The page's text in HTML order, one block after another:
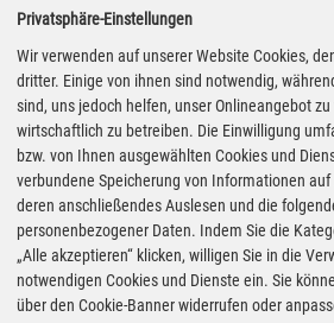
2.299€
13:00 Uhr
Hauptstr. 18, 24800 Elsdorf -
ganztägig geöffnet
Entfernung: ca. 15.3 km*
2.299€
12:45 Uhr
HEM
Poggensteert 6, 24805 Hamdorf
geöffnet bis 20:00 Uhr
Entfernung: ca. 15.7 km*
2.309€
12:05 Uhr
STAR
Hauptstraße 34, 24806 Hohn
geöffnet bis 22:00 Uhr
Privatsphäre-Einstellungen
Wir verwenden auf unserer Website Cookies,
dritter. Einige von ihnen sind notwendig,
sind, uns jedoch helfen, unser Onlineangebot zu
wirtschaftlich zu betreiben. Die Einwilligung
bzw. von Ihnen ausgewählten Cookies und
verbundene Speicherung von Informationen
deren anschließendes Auslesen und die
personenbezogener Daten. Indem Sie die
„Alle akzeptieren“ klicken, willigen Sie in die
notwendigen Cookies und Dienste ein. Sie
über den Cookie-Banner widerrufen oder